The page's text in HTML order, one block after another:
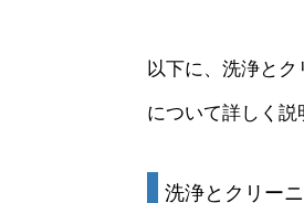
以下に、洗浄と
について詳しく説
洗浄とクリー